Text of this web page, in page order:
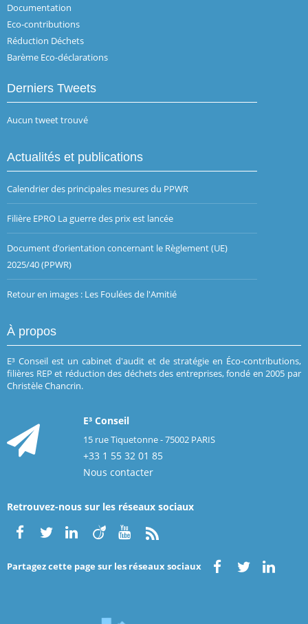
Documentation
Eco-contributions
Réduction Déchets
Barème Eco-déclarations
Derniers Tweets
Aucun tweet trouvé
Actualités et publications
Calendrier des principales mesures du PPWR
Filière EPRO La guerre des prix est lancée
Document d’orientation concernant le Règlement (UE)
2025/40 (PPWR)
Retour en images : Les Foulées de l'Amitié
À propos
E³ Conseil est un cabinet d'audit et de stratégie en Éco-contributions,
filières REP et réduction des déchets des entreprises, fondé en 2005 par
Christèle Chancrin.
E³ Conseil
15 rue Tiquetonne - 75002 PARIS
+33 1 55 32 01 85
Nous contacter
Retrouvez-nous sur les réseaux sociaux
Partagez cette page sur les réseaux sociaux